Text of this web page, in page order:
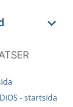
- startsida